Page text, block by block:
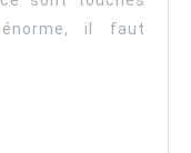
il faut